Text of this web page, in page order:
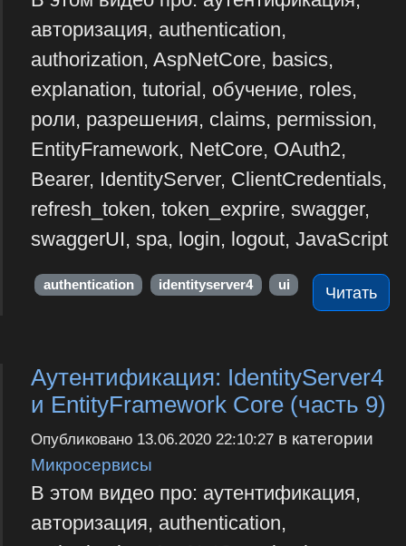
авторизация, authentication,
authorization, AspNetCore, basics,
explanation, tutorial, обучение, roles,
роли, разрешения, claims, permission,
EntityFramework, NetCore, OAuth2,
Bearer, IdentityServer, ClientCredentials,
refresh_token, token_exprire, swagger,
swaggerUI, spa, login, logout, JavaScript
Читать
authentication identityserver4 ui
Аутентификация: IdentityServer4
и EntityFramework Core (часть 9)
Опубликовано 13.06.2020 22:10:27в категории
Микросервисы
В этом видео про: аутентификация,
авторизация, authentication,